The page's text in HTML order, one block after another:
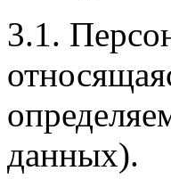
3.1.
данных).